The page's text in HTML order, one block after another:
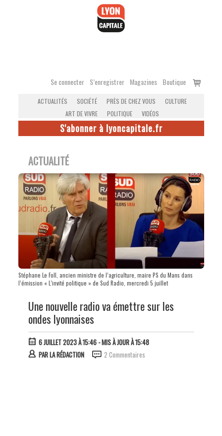
Se connecter S’enregistrer Magazines Boutique
Voir
ACTUALITÉS SOCIÉTÉ PRÈS DE CHEZ VOUS
CULTURE
ART DE VIVRE
POLITIQUE VIDÉOS
S'abonner à lyoncapitale.fr
ACTUALITÉ
Stéphane Le Foll, ancien ministre de l’agriculture, maire PS du Mans dans
l’émission « L’invité politique » de Sud Radio, mercredi 5 juillet
Une nouvelle radio va émettre sur les
ondes lyonnaises
6 JUILLET 2023 À 15:46- MIS À JOUR À 15:48
PARLA RÉDACTION 2 Commentaires